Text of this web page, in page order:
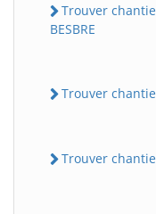
Trouver
BESBRE
Trouver
Trouver